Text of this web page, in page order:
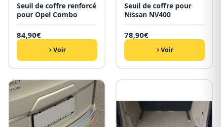
Seuil de coffre renforcé
pour Opel Combo
84,90€
Voir
Seuil de coffre pour
Nissan NV400
78,90€
Voir